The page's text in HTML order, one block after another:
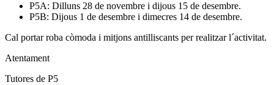
P5A: Dilluns 28 de novembre i dijous 15 de desembre.
P5B: Dijous 1 de desembre i dimecres 14 de desembre.
Cal portar roba còmoda i mitjons antilliscants per realitzar l´activitat.
Atentament
Tutores de P5